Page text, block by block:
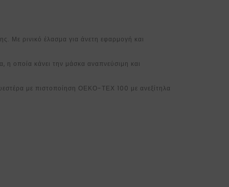
Με ρινικό έλασμα για άνετη εφαρμογή και
η οποία κάνει την μάσκα αναπνεύσιμη και
με πιστοποίηση ΟΕΚΟ-ΤΕΧ 100 με ανεξίτηλα